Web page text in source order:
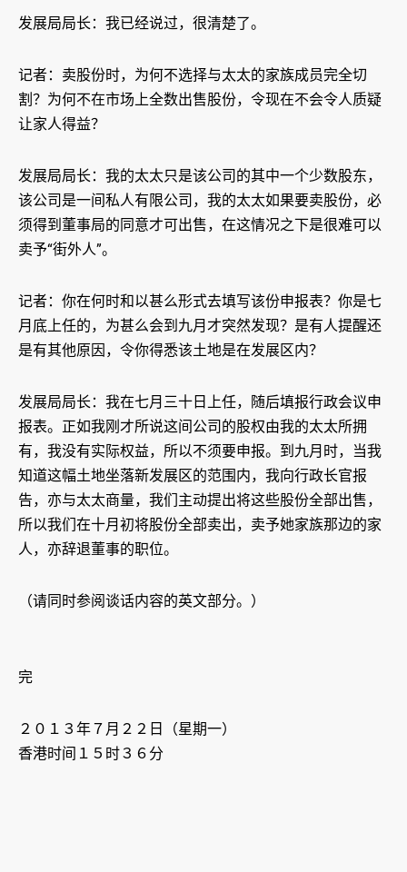
发展局局长：我已经说过，很清楚了。
记者：卖股份时，为何不选择与太太的家族成员完全切
割？为何不在市场上全数出售股份，令现在不会令人质疑
让家人得益？
发展局局长：我的太太只是该公司的其中一个少数股东，
该公司是一间私人有限公司，我的太太如果要卖股份，必
须得到董事局的同意才可出售，在这情况之下是很难可以
卖予“街外人”。
记者：你在何时和以甚么形式去填写该份申报表？你是七
月底上任的，为甚么会到九月才突然发现？是有人提醒还
是有其他原因，令你得悉该土地是在发展区内？
发展局局长：我在七月三十日上任，随后填报行政会议申
报表。正如我刚才所说这间公司的股权由我的太太所拥
有，我没有实际权益，所以不须要申报。到九月时，当我
知道这幅土地坐落新发展区的范围内，我向行政长官报
告，亦与太太商量，我们主动提出将这些股份全部出售，
所以我们在十月初将股份全部卖出，卖予她家族那边的家
人，亦辞退董事的职位。
（请同时参阅谈话内容的英文部分。）
完
２０１３年７月２２日（星期一）
香港时间１５时３６分